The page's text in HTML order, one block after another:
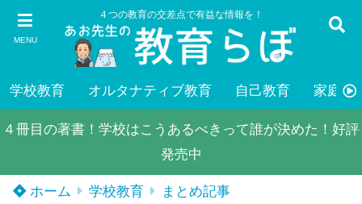
MENU
４つの教育の交差点で有益な情報を！
学校教育 オルタナティブ教育 自己教育 家庭教
４冊目の著書！学校はこうあるべきって誰が決めた！好評
発売中
ホーム 学校教育 まとめ記事